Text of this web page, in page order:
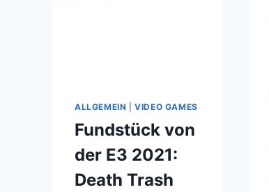
ALLGEMEIN |VIDEO GAMES
Fundstück von
der E3 2021:
Death Trash